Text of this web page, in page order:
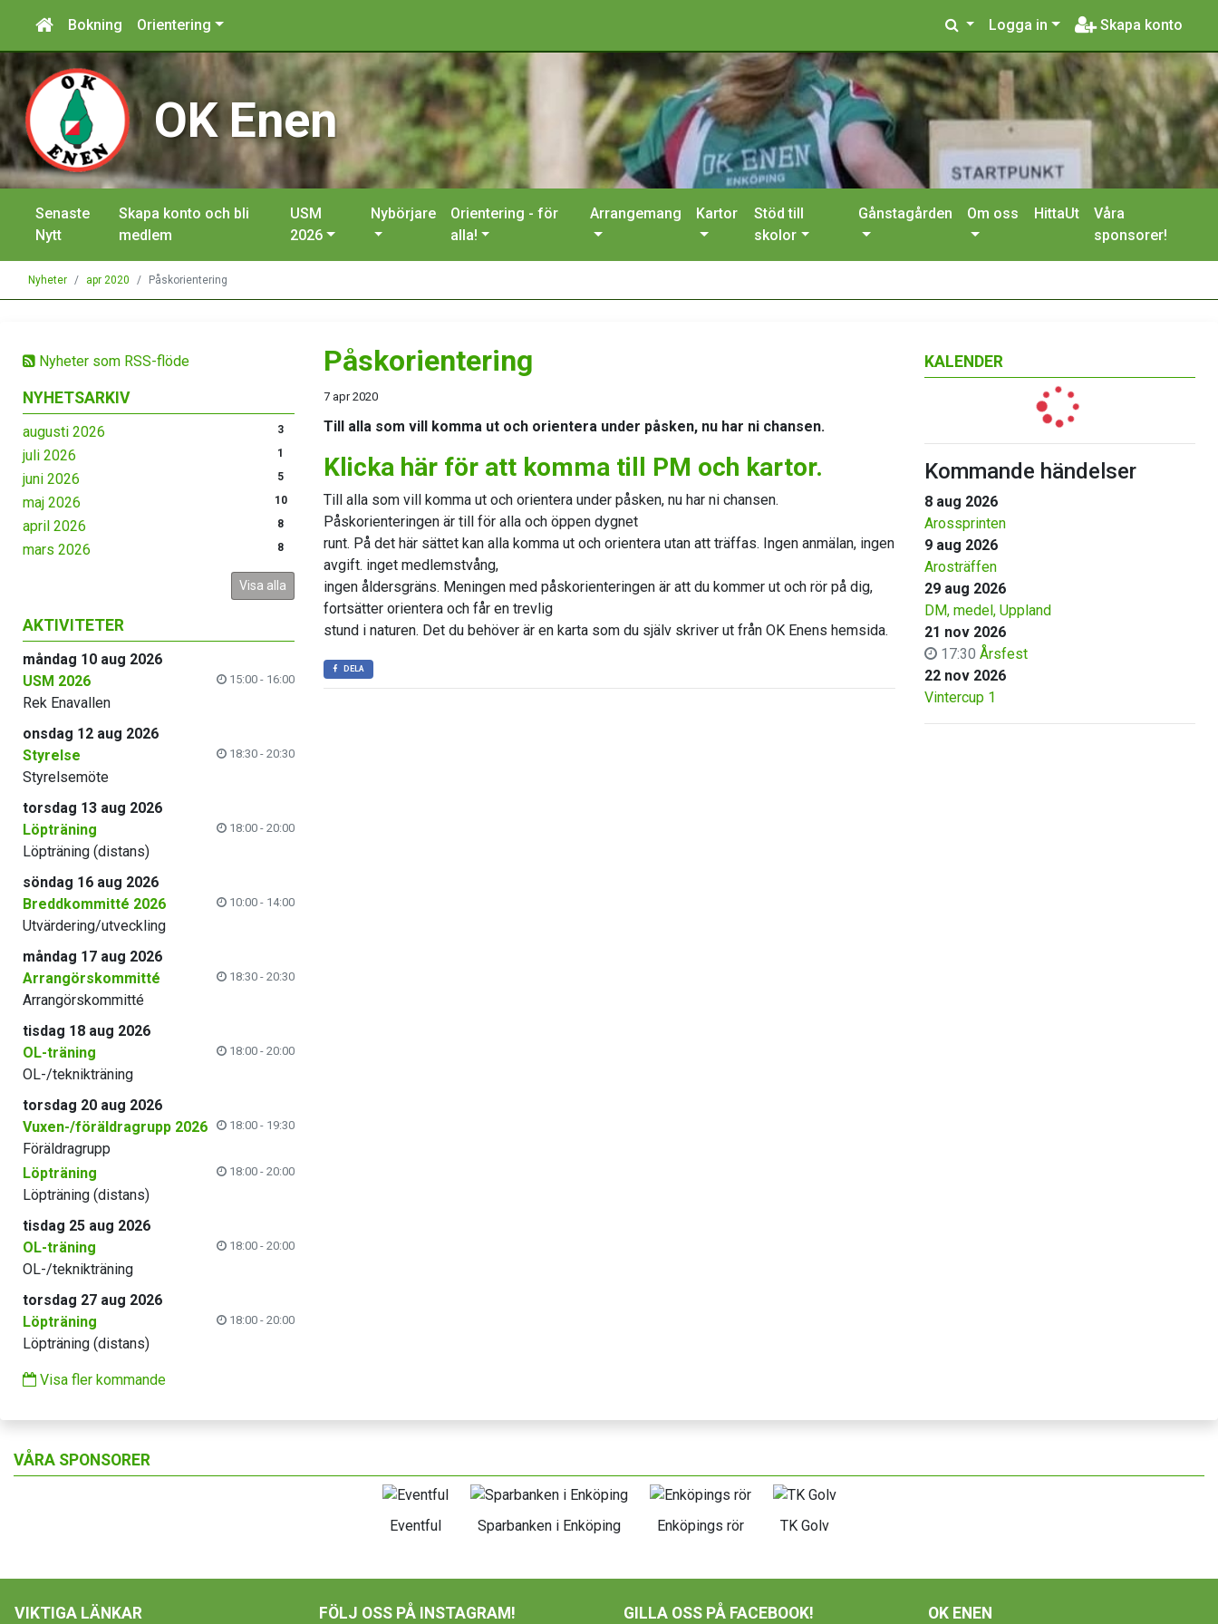
Bokning Orientering Logga in Skapa konto
OK Enen
Senaste
Nytt
Skapa konto och bli
medlem
USM
2026
Nybörjare
Orientering - för
alla!
Arrangemang Kartor
Stöd till
skolor
Gånstagården Om oss HittaUt
Våra
sponsorer!
Nyheter apr 2020 Påskorientering
Nyheter som RSS-flöde
NYHETSARKIV
augusti 2026 3
juli 2026 1
juni 2026 5
maj 2026 10
april 2026 8
mars 2026 8
Visa alla
AKTIVITETER
måndag 10 aug 2026
USM 2026
15:00 - 16:00
Rek Enavallen
onsdag 12 aug 2026
Styrelse
18:30 - 20:30
Styrelsemöte
torsdag 13 aug 2026
Löpträning
18:00 - 20:00
Löpträning (distans)
söndag 16 aug 2026
Breddkommitté 2026
10:00 - 14:00
Utvärdering/utveckling
måndag 17 aug 2026
Arrangörskommitté
18:30 - 20:30
Arrangörskommitté
tisdag 18 aug 2026
OL-träning
18:00 - 20:00
OL-/teknikträning
torsdag 20 aug 2026
Vuxen-/föräldragrupp 2026
18:00 - 19:30
Föräldragrupp
Löpträning
18:00 - 20:00
Löpträning (distans)
tisdag 25 aug 2026
OL-träning
18:00 - 20:00
OL-/teknikträning
torsdag 27 aug 2026
Löpträning
18:00 - 20:00
Löpträning (distans)
Visa fler kommande
Påskorientering
7 apr 2020
Till alla som vill komma ut och orientera under påsken, nu har ni chansen.
Klicka här för att komma till PM och kartor.
Till alla som vill komma ut och orientera under påsken, nu har ni chansen.
Påskorienteringen är till för alla och öppen dygnet
runt. På det här sättet kan alla komma ut och orientera utan att träffas. Ingen anmälan, ingen
avgift. inget medlemstvång,
ingen åldersgräns. Meningen med påskorienteringen är att du kommer ut och rör på dig,
fortsätter orientera och får en trevlig
stund i naturen. Det du behöver är en karta som du själv skriver ut från OK Enens hemsida.
DELA
KALENDER
Kommande händelser
8 aug 2026
Arossprinten
9 aug 2026
Arosträffen
29 aug 2026
DM, medel, Uppland
21 nov 2026
17:30 Årsfest
22 nov 2026
Vintercup 1
VÅRA SPONSORER
Eventful Sparbanken i Enköping Enköpings rör TK Golv
VIKTIGA LÄNKAR FÖLJ OSS PÅ INSTAGRAM! GILLA OSS PÅ FACEBOOK! OK ENEN